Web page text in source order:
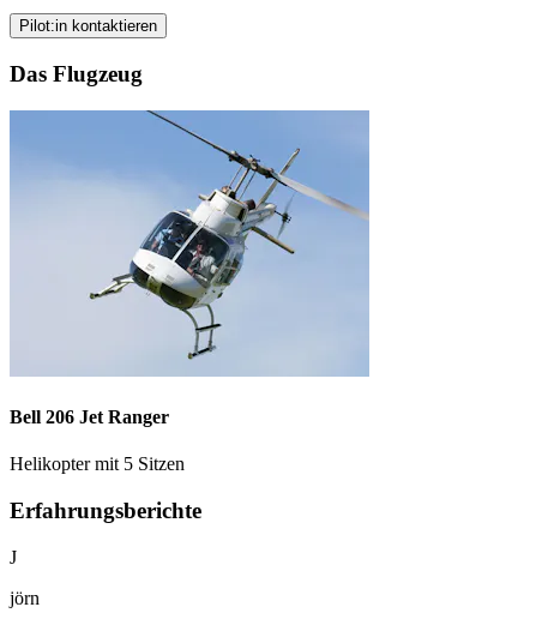
Pilot:in kontaktieren
Das Flugzeug
Bell 206 Jet Ranger
Helikopter mit 5 Sitzen
Erfahrungsberichte
J
jörn